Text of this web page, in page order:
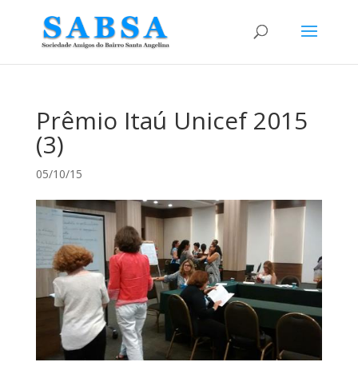
Prêmio Itaú Unicef 2015
(3)
05/10/15